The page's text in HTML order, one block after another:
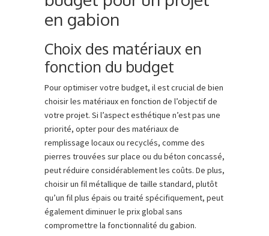
en gabion
Choix des matériaux en
fonction du budget
Pour optimiser votre budget, il est crucial de bien
choisir les matériaux en fonction de l’objectif de
votre projet. Si l’aspect esthétique n’est pas une
priorité, opter pour des matériaux de
remplissage locaux ou recyclés, comme des
pierres trouvées sur place ou du béton concassé,
peut réduire considérablement les coûts. De plus,
choisir un fil métallique de taille standard, plutôt
qu’un fil plus épais ou traité spécifiquement, peut
également diminuer le prix global sans
compromettre la fonctionnalité du gabion.